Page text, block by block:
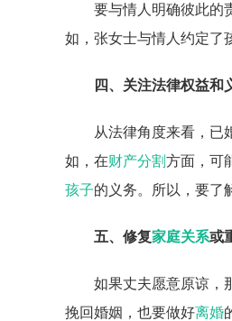
要与情人明确彼此的
如，张女士与情人约定了
四、关注法律权益和
从法律角度来看，已
如，在财产分割方面，可
孩子的义务。所以，要了
五、修复家庭关系或
如果丈夫愿意原谅，
挽回婚姻，也要做好离婚